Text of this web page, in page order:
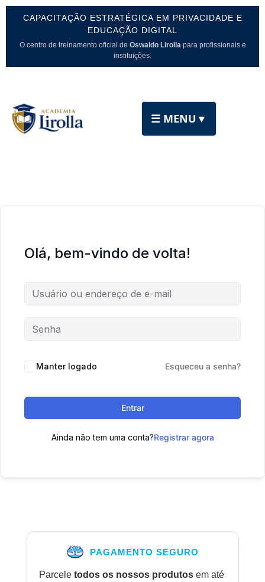
CAPACITAÇÃO ESTRATÉGICA EM PRIVACIDADE E
EDUCAÇÃO DIGITAL
O centro de treinamento oficial de Oswaldo Lirollapara profissionais e
instituições.
☰ MENU ▼
Olá, bem-vindo de volta!
Manter logado Esqueceu a senha?
Entrar
Ainda não tem uma conta?Registrar agora
PAGAMENTO SEGURO
Parcele todos os nossos produtosem até